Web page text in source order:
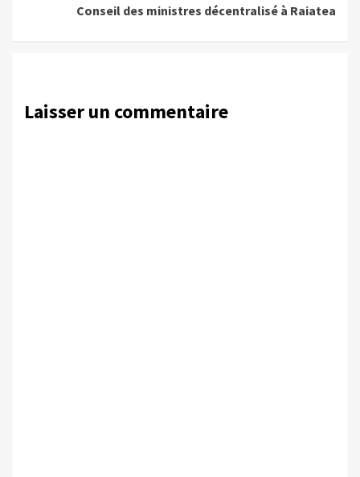
Conseil des ministres décentralisé à Raiatea
Laisser un commentaire